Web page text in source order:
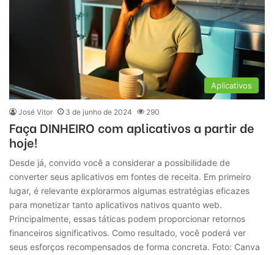
Aplicativos
José Vitor 3 de junho de 2024 290
Faça DINHEIRO com aplicativos a partir de
hoje!
Desde já, convido você a considerar a possibilidade de
converter seus aplicativos em fontes de receita. Em primeiro
lugar, é relevante explorarmos algumas estratégias eficazes
para monetizar tanto aplicativos nativos quanto web.
Principalmente, essas táticas podem proporcionar retornos
financeiros significativos. Como resultado, você poderá ver
seus esforços recompensados de forma concreta. Foto: Canva